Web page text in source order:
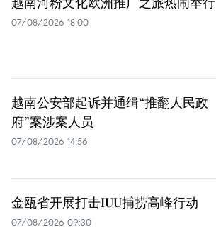
07/08/2026 18:00
越南公安部起诉并通缉“推翻人民政
府”案涉案人员
07/08/2026 14:56
金瓯省开展打击IUU捕捞高峰行动
07/08/2026 09:30